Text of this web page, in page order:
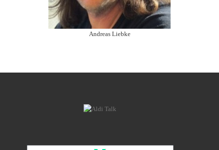
Andreas Liebke